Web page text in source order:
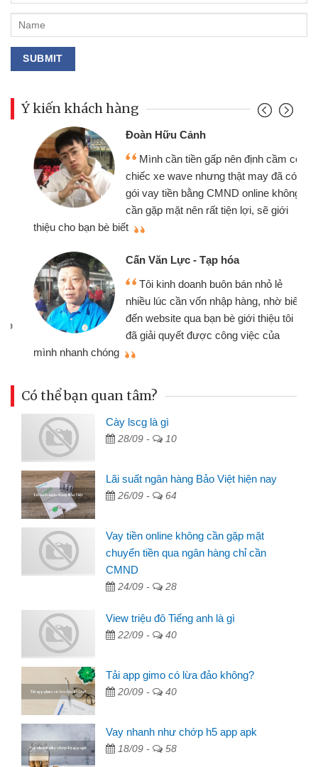
Ý kiến khách hàng
Đoàn Hữu Cảnh
Mình cần tiền gấp nên định cầm cố
chiếc xe wave nhưng thật may đã có
gói vay tiền bằng CMND online không
cần gặp mặt nên rất tiện lợi, sẽ giới
thiệu cho bạn bè biết
Cấn Văn Lực - Tạp hóa
Tôi kinh doanh buôn bán nhỏ lẻ
nhiều lúc cần vốn nhập hàng, nhờ biết
đến website qua bạn bè giới thiệu tôi
đã giải quyết được công việc của
mình nhanh chóng
Có thể bạn quan tâm?
Cày lscg là gì
28/09 - 10
Lãi suất ngân hàng Bảo Việt hiện nay
26/09 - 64
Vay tiền online không cần gặp mặt
chuyển tiền qua ngân hàng chỉ cần
CMND
24/09 - 28
View triệu đô Tiếng anh là gì
22/09 - 40
Tải app gimo có lừa đảo không?
20/09 - 40
Vay nhanh như chớp h5 app apk
18/09 - 58